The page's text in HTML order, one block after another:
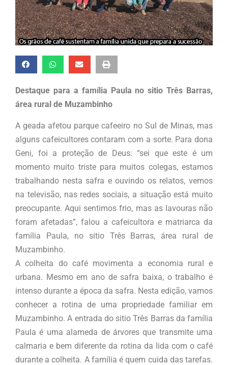
Destaque para a família Paula no sitio Três Barras,
área rural de Muzambinho
A geada afetou parque cafeeiro no Sul de Minas, mas
alguns cafeicultores contaram com a sorte. Para dona
Geni, foi a proteção de Deus: “sei que este é um
momento muito triste para muitos colegas, estamos
trabalhando nesta safra e ouvindo os relatos, vemos
na televisão, nas redes sociais, a situação está muito
preocupante. Aqui sentimos frio, mas as lavouras não
foram afetadas”, falou a cafeicultora e matriarca da
família Paula, no sitio Três Barras, área rural de
Muzambinho.
A colheita do café movimenta a economia rural e
urbana. Mesmo em ano de safra baixa, o trabalho é
intenso durante a época da safra. Nesta edição, vamos
conhecer a rotina de uma propriedade familiar em
Muzambinho. A entrada do sitio Três Barras da família
Paula é uma alameda de árvores que transmite uma
calmaria e bem diferente da rotina da lida com o café
durante a colheita. A família é quem cuida das tarefas.